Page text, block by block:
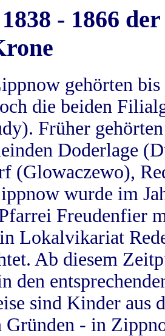
- 1866
gehörten
die beiden
Früher
Doderlage
(Glowaczewo),
wurde im
Freudenfier
Lokalvikariat
Ab diesem
den
sind Kinder aus
- in